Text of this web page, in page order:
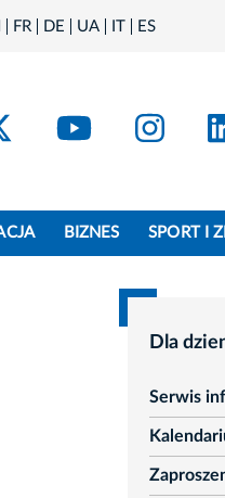
FR DE UA IT ES
Kraków - X
Kraków -
BIZNES SPORT I
Dla
Serwis